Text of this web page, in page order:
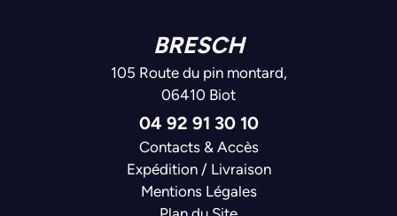
BRESCH
105 Route du pin montard,
06410 Biot
04 92 91 30 10
Contacts & Accès
Expédition / Livraison
Mentions Légales